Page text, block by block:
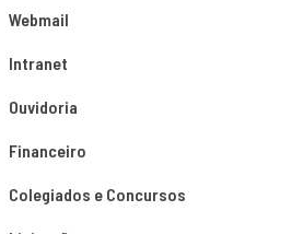
Webmail
Intranet
Ouvidoria
Financeiro
Colegiados e Concursos